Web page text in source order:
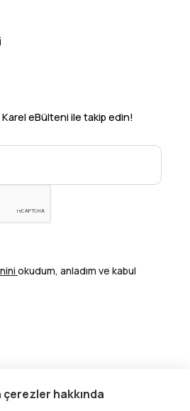
eBülteni ile takip edin!
okudum, anladım ve kabul
çerezler hakkında